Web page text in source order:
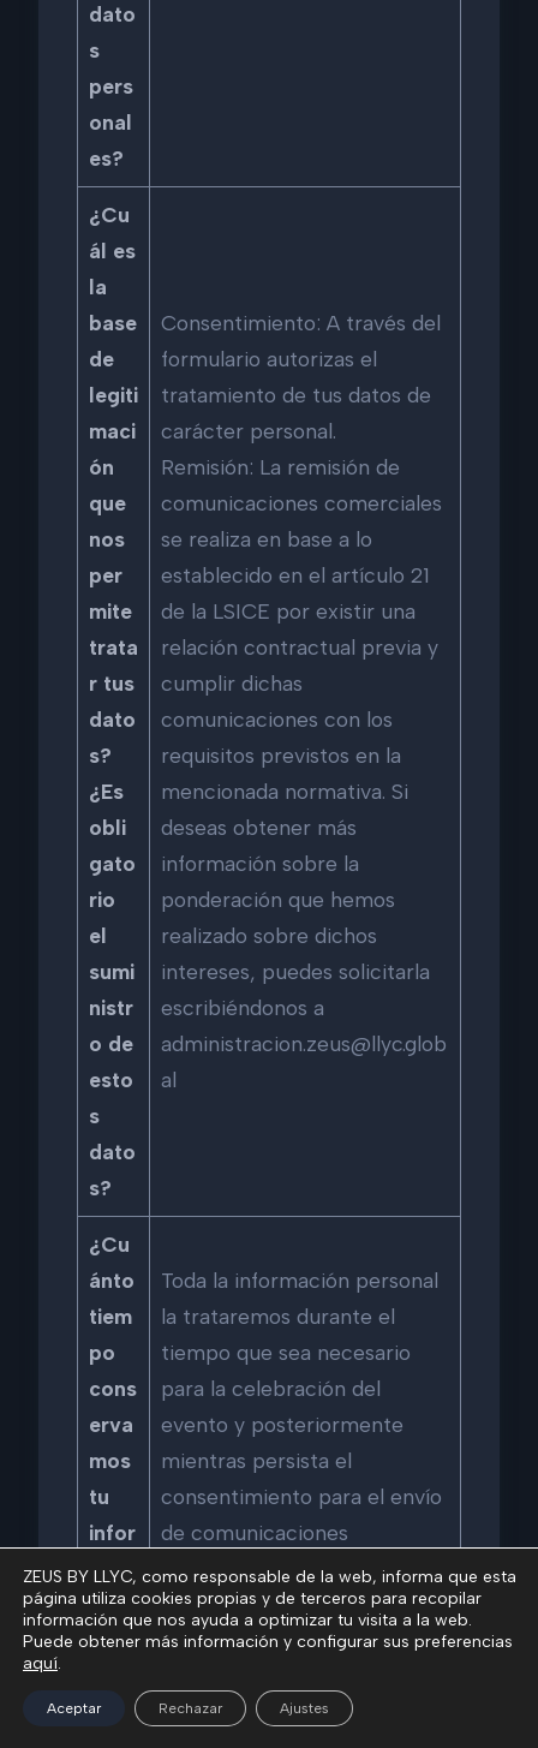
dato
s
pers
onal
es?
¿Cu
ál es
la
base
de
legiti
maci
ón
que
nos
per
mite
trata
r tus
dato
s?
¿Es
obli
gato
rio
el
sumi
nistr
o de
esto
s
dato
s?
Consentimiento: A través del
formulario autorizas el
tratamiento de tus datos de
carácter personal.
Remisión: La remisión de
comunicaciones comerciales
se realiza en base a lo
establecido en el artículo 21
de la LSICE por existir una
relación contractual previa y
cumplir dichas
comunicaciones con los
requisitos previstos en la
mencionada normativa. Si
deseas obtener más
información sobre la
ponderación que hemos
realizado sobre dichos
intereses, puedes solicitarla
escribiéndonos a
administracion.zeus@llyc.glob
al
¿Cu
ánto
tiem
po
cons
erva
mos
tu
infor
maci
ón?
Toda la información personal
la trataremos durante el
tiempo que sea necesario
para la celebración del
evento y posteriormente
mientras persista el
consentimiento para el envío
de comunicaciones
comerciales.
adicional para llevar a cabo
este tratamiento que aquellas
ZEUS BY LLYC, como responsable de la web, informa que esta
página utiliza cookies propias y de terceros para recopilar
información que nos ayuda a optimizar tu visita a la web.
Puede obtener más información y configurar sus preferencias
aquí.
Aceptar Rechazar Ajustes